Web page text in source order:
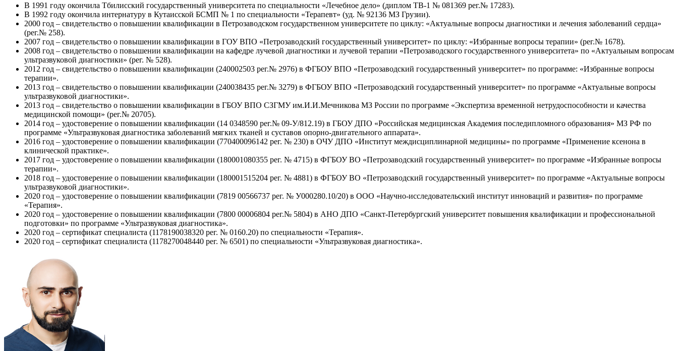
В 1991 году окончила Тбилисский государственный университета по специальности «Лечебное дело» (диплом ТВ-1 № 081369 рег.№ 17283).
В 1992 году окончила интернатуру в Кутаисской БСМП № 1 по специальности «Терапевт» (уд. № 92136 МЗ Грузии).
2000 год – свидетельство о повышении квалификации в Петрозаводском государственном университете по циклу: «Актуальные вопросы диагностики и лечения заболеваний сердца»
(рег.№ 258).
2007 год – свидетельство о повышении квалификации в ГОУ ВПО «Петрозаводский государственный университет» по циклу: «Избранные вопросы терапии» (рег.№ 1678).
2008 год – свидетельство о повышении квалификации на кафедре лучевой диагностики и лучевой терапии «Петрозаводского государственного университета» по «Актуальным вопросам
ультразвуковой диагностики» (рег. № 528).
2012 год – свидетельство о повышении квалификации (240002503 рег.№ 2976) в ФГБОУ ВПО «Петрозаводский государственный университет» по программе: «Избранные вопросы
терапии».
2013 год – свидетельство о повышении квалификации (240038435 рег.№ 3279) в ФГБОУ ВПО «Петрозаводский государственный университет» по программе «Актуальные вопросы
ультразвуковой диагностики».
2013 год – свидетельство о повышении квалификации в ГБОУ ВПО СЗГМУ им.И.И.Мечникова МЗ России по программе «Экспертиза временной нетрудоспособности и качества
медицинской помощи» (рег.№ 20705).
2014 год – удостоверение о повышении квалификации (14 0348590 рег.№ 09-У/812.19) в ГБОУ ДПО «Российская медицинская Академия последипломного образования» МЗ РФ по
программе «Ультразвуковая диагностика заболеваний мягких тканей и суставов опорно-двигательного аппарата».
2016 год – удостоверение о повышении квалификации (770400096142 рег. № 230) в ОЧУ ДПО «Институт междисциплинарной медицины» по программе «Применение ксенона в
клинической практике».
2017 год – удостоверение о повышении квалификации (180001080355 рег. № 4715) в ФГБОУ ВО «Петрозаводский государственный университет» по программе «Избранные вопросы
терапии».
2018 год – удостоверение о повышении квалификации (180001515204 рег. № 4881) в ФГБОУ ВО «Петрозаводский государственный университет» по программе «Актуальные вопросы
ультразвуковой диагностики».
2020 год – удостоверение о повышении квалификации (7819 00566737 рег. № У000280.10/20) в ООО «Научно-исследовательский институт инноваций и развития» по программе
«Терапия».
2020 год – удостоверение о повышении квалификации (7800 00006804 рег.№ 5804) в АНО ДПО «Санкт-Петербургский университет повышения квалификации и профессиональной
подготовки» по программе «Ультразвуковая диагностика».
2020 год – сертификат специалиста (1178190038320 рег. № 0160.20) по специальности «Терапия».
2020 год – сертификат специалиста (1178270048440 рег. № 6501) по специальности «Ультразвуковая диагностика».